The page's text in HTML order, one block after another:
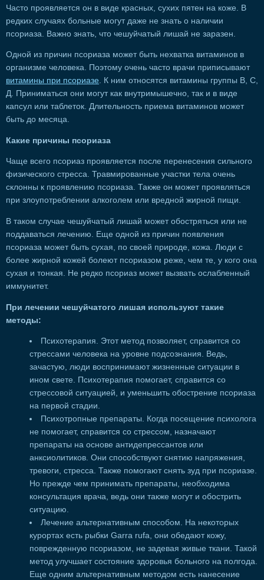
Часто проявляется он в виде красных, сухих пятен на коже. В
редких случаях больные могут даже не знать о наличии
псориаза. Важно знать, что чешуйчатый лишай не заразен.
Одной из причин псориаза может быть нехватка витаминов в
организме человека. Поэтому очень часто врачи приписывают
витамины при псориазе. К ним относятся витамины группы В, С,
Д. Приниматься они могут как внутримышечно, так и в виде
капсул или таблеток. Длительность приема витаминов может
быть до месяца.
Какие причины псориаза
Чаще всего псориаз проявляется после перенесения сильного
физического стресса. Травмированные участки тела очень
склонны к проявлению псориаза. Также он может проявляться
при злоупотреблении алкоголем или вредной жирной пищи.
В таком случае чешуйчатый лишай может обостряться или не
поддаваться лечению. Еще одной из причин появления
псориаза может быть сухая, по своей природе, кожа. Люди с
более жирной кожей болеют псориазом реже, чем те, у кого она
сухая и тонкая. Не редко псориаз может вызвать ослабленный
иммунитет.
При лечении чешуйчатого лишая используют такие
методы:
Психотерапия. Этот метод позволяет, справится со
стрессами человека на уровне подсознания. Ведь,
зачастую, люди воспринимают жизненные ситуации в
ином свете. Психотерапия помогает, справится со
стрессовой ситуацией, и уменьшить обострение псориаза
на первой стадии.
Психотропные препараты. Когда посещение психолога
не помогает, справится со стрессом, назначают
препараты на основе антидепрессантов или
анксиолитиков. Они способствуют снятию напряжения,
тревоги, стресса. Также помогают снять зуд при псориазе.
Но прежде чем принимать препараты, необходима
консультация врача, ведь они также могут и обострить
ситуацию.
Лечение альтернативным способом. На некоторых
курортах есть рыбки Garra rufa, они обедают кожу,
поврежденную псориазом, не задевая живые ткани. Такой
метод улучшает состояние здоровья больного на полгода.
Еще одним альтернативным методом есть нанесение